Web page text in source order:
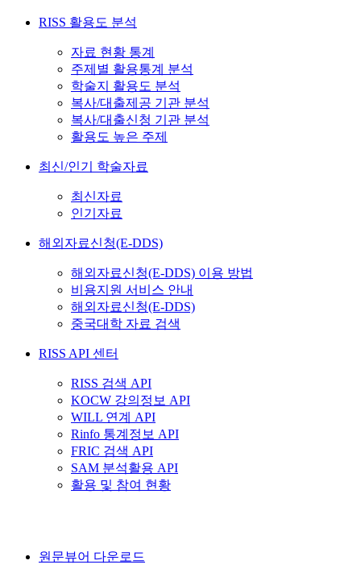
RISS 활용도 분석
자료 현황 통계
주제별 활용통계 분석
학술지 활용도 분석
복사/대출제공 기관 분석
복사/대출신청 기관 분석
활용도 높은 주제
최신/인기 학술자료
최신자료
인기자료
해외자료신청(E-DDS)
해외자료신청(E-DDS) 이용 방법
비용지원 서비스 안내
해외자료신청(E-DDS)
중국대학 자료 검색
RISS API 센터
RISS 검색 API
KOCW 강의정보 API
WILL 연계 API
Rinfo 통계정보 API
FRIC 검색 API
SAM 분석활용 API
활용 및 참여 현황
원문뷰어 다운로드